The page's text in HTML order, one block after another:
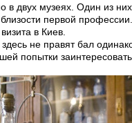
в двух музеях. Один из
первой
в Киев.
не правят бал
попытки заинтересовать